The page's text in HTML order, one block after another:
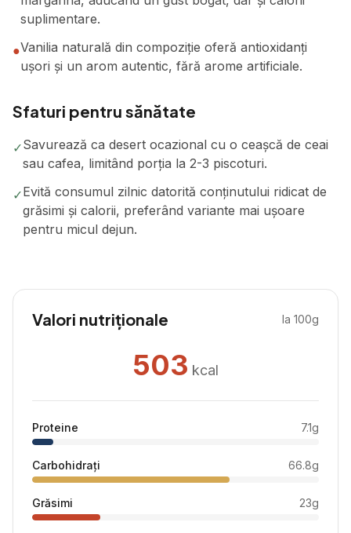
suplimentare.
●Vanilia naturală din compoziție oferă antioxidanți
ușori și un arom autentic, fără arome artificiale.
Sfaturi pentru sănătate
✓Savurează ca desert ocazional cu o ceașcă de ceai
sau cafea, limitând porția la 2-3 piscoturi.
✓Evită consumul zilnic datorită conținutului ridicat de
grăsimi și calorii, preferând variante mai ușoare
pentru micul dejun.
Valori nutriționale la 100g
503 kcal
Proteine 7.1g
Carbohidrați 66.8g
Grăsimi 23g